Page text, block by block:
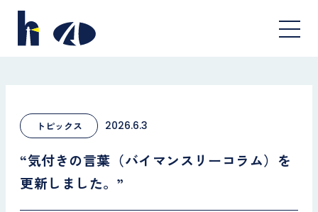
トピックス 2026.6.3
“気付きの言葉（バイマンスリーコラム）を
更新しました。”